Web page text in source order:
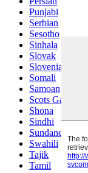
Punjabi
Serbian
Sesotho
Sinhala
Slovak
Slovenian
Somali
Samoan
Scots Gaelic
Shona
Sindhi
Sundanese
Swahili
Tajik
Tamil